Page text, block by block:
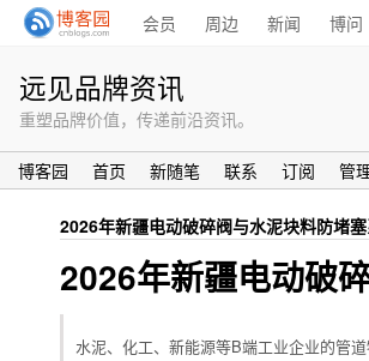
会员 周边 新闻 博问
远见品牌资讯
重塑品牌价值，传递前沿资讯。
博客园 首页 新随笔 联系 订阅 管
2026年新疆电动破碎阀与水泥块料防堵
2026年新疆电动破
水泥、化工、新能源等B端工业企业的管